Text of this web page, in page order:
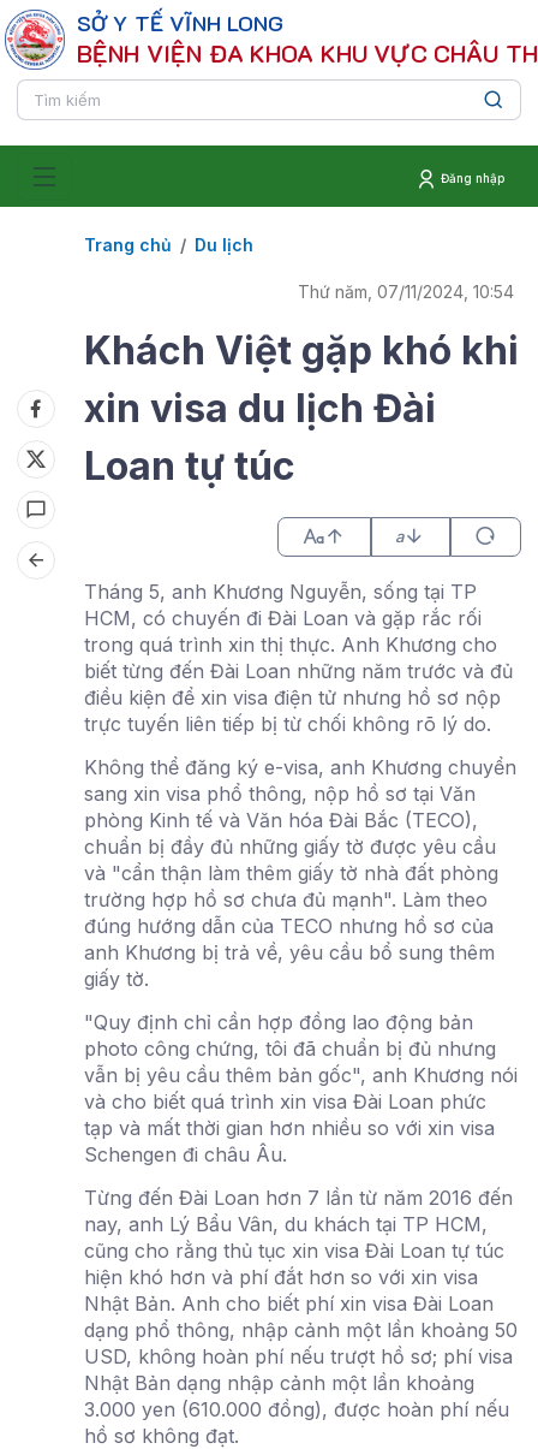
SỞ Y TẾ VĨNH LONG
BỆNH VIỆN ĐA KHOA KHU VỰC CHÂU
Đăng nhập
Trang chủ Du lịch
Thứ năm, 07/11/2024, 10:54
Khách Việt gặp khó khi
xin visa du lịch Đài
Loan tự túc
a
Tháng 5, anh Khương Nguyễn, sống tại TP
HCM, có chuyến đi Đài Loan và gặp rắc rối
trong quá trình xin thị thực. Anh Khương cho
biết từng đến Đài Loan những năm trước và đủ
điều kiện để xin visa điện tử nhưng hồ sơ nộp
trực tuyến liên tiếp bị từ chối không rõ lý do.
Không thể đăng ký e-visa, anh Khương chuyển
sang xin visa phổ thông, nộp hồ sơ tại Văn
phòng Kinh tế và Văn hóa Đài Bắc (TECO),
chuẩn bị đầy đủ những giấy tờ được yêu cầu
và "cẩn thận làm thêm giấy tờ nhà đất phòng
trường hợp hồ sơ chưa đủ mạnh". Làm theo
đúng hướng dẫn của TECO nhưng hồ sơ của
anh Khương bị trả về, yêu cầu bổ sung thêm
giấy tờ.
"Quy định chỉ cần hợp đồng lao động bản
photo công chứng, tôi đã chuẩn bị đủ nhưng
vẫn bị yêu cầu thêm bản gốc", anh Khương nói
và cho biết quá trình xin visa Đài Loan phức
tạp và mất thời gian hơn nhiều so với xin visa
Schengen đi châu Âu.
Từng đến Đài Loan hơn 7 lần từ năm 2016 đến
nay, anh Lý Bẩu Vân, du khách tại TP HCM,
cũng cho rằng thủ tục xin visa Đài Loan tự túc
hiện khó hơn và phí đắt hơn so với xin visa
Nhật Bản. Anh cho biết phí xin visa Đài Loan
dạng phổ thông, nhập cảnh một lần khoảng 50
USD, không hoàn phí nếu trượt hồ sơ; phí visa
Nhật Bản dạng nhập cảnh một lần khoảng
3.000 yen (610.000 đồng), được hoàn phí nếu
hồ sơ không đạt.